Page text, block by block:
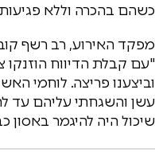
כשהם בהכרה וללא
מפקד האירוע, רב רשף
"עם קבלת הדיווח הוזנקו
וביצענו פריצה. לוחמי
עשן והשגחתי עליהם עד
שיכול היה להיגמר באסון